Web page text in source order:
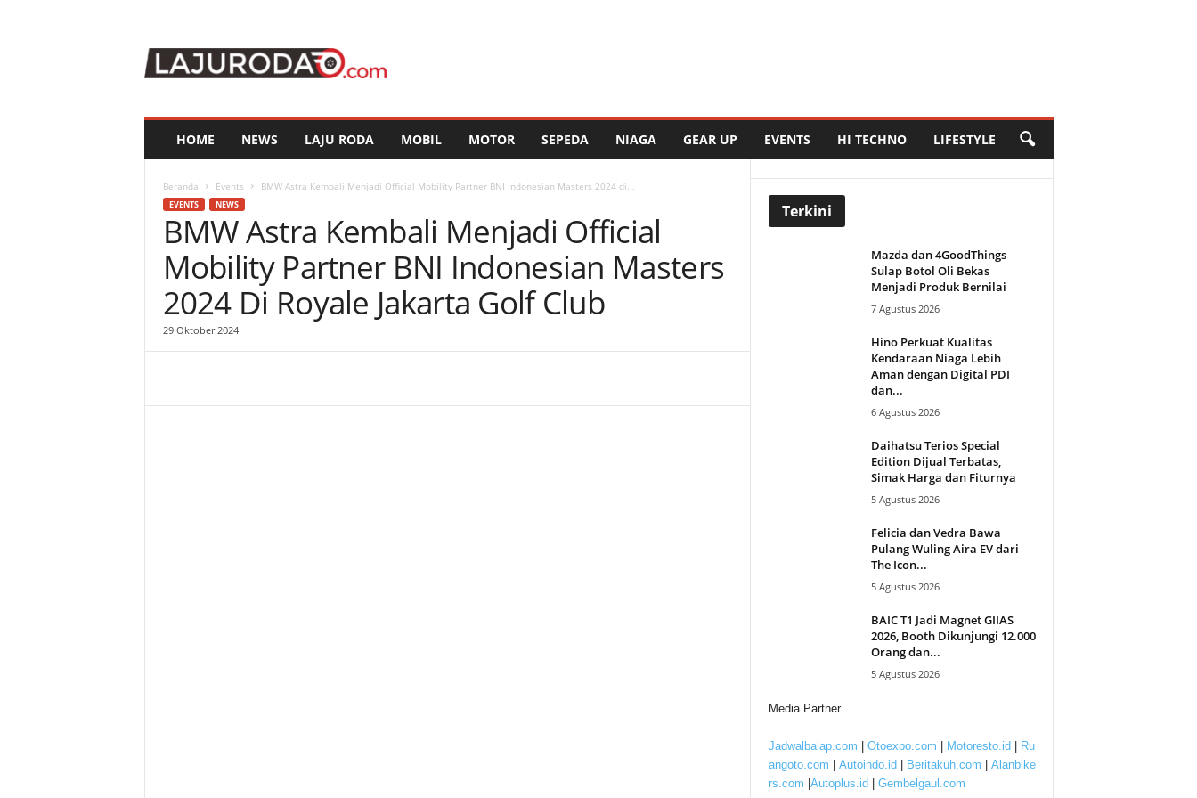
u
HOME NEWS LAJU RODA MOBIL MOTOR SEPEDA NIAGA GEAR UP EVENTS HI TECHNO LIFESTYLE
Beranda Events BMW Astra Kembali Menjadi Official Mobility Partner BNI Indonesian Masters 2024 di...
EVENTS NEWS
BMW Astra Kembali Menjadi Official
Mobility Partner BNI Indonesian Masters
2024 Di Royale Jakarta Golf Club
29 Oktober 2024
Terkini
Mazda dan 4GoodThings
Sulap Botol Oli Bekas
Menjadi Produk Bernilai
7 Agustus 2026
Hino Perkuat Kualitas
Kendaraan Niaga Lebih
Aman dengan Digital PDI
dan...
6 Agustus 2026
Daihatsu Terios Special
Edition Dijual Terbatas,
Simak Harga dan Fiturnya
5 Agustus 2026
Felicia dan Vedra Bawa
Pulang Wuling Aira EV dari
The Icon...
5 Agustus 2026
BAIC T1 Jadi Magnet GIIAS
2026, Booth Dikunjungi 12.000
Orang dan...
5 Agustus 2026
Media Partner
Jadwalbalap.com Otoexpo.com Motoresto.id
Ru
angoto.com
Autoindo.id Beritakuh.com
Alanbike
rs.com Autoplus.id Gembelgaul.com